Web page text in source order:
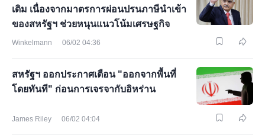
เดิม เนื่องจากมาตรการผ่อนปรนภาษีนำเข้า
ของสหรัฐฯ ช่วยหนุนแนวโน้มเศรษฐกิจ
Winkelmann 06/02 04:36
สหรัฐฯ ออกประกาศเตือน "ออกจากพื้นที่
โดยทันที" ก่อนการเจรจากับอิหร่าน
James Riley 06/02 04:04